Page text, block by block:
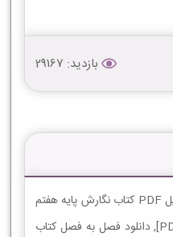
بازدید: 29167
دانلود کتاب نگارش هفتم دانلود فایل PDF کتاب نگارش پایه هفتم
متوسطه اول 1404-1405 [دانلود PDF], دانلود فصل به فصل کتاب